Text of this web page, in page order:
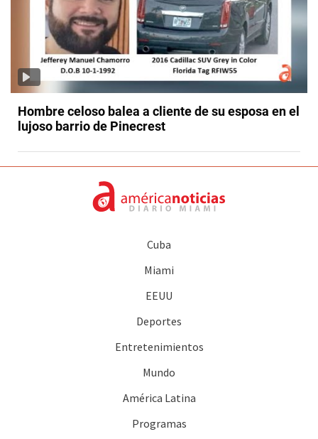
Hombre celoso balea a cliente de su esposa en el
lujoso barrio de Pinecrest
Cuba
Miami
EEUU
Deportes
Entretenimientos
Mundo
América Latina
Programas